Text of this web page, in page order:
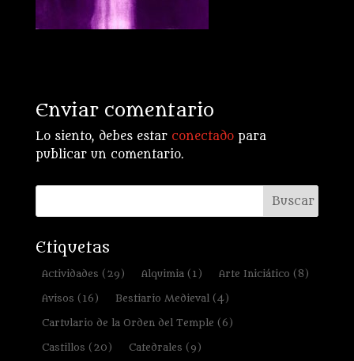
Enviar comentario
Lo siento, debes estar conectadopara
publicar un comentario.
Etiquetas
Actividades (29) Alquimia(1) Arte Iniciático (8)
Avisos (16) Bestiario Medieval(4)
Cartulario de la Orden del Temple (6)
Castillos (20) Catedrales (9)